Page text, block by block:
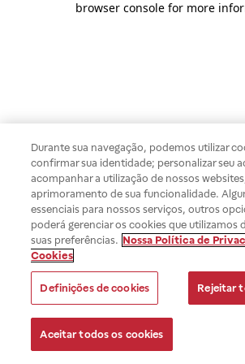
browser console for more
Durante sua navegação, podemos utilizar
confirmar sua identidade; personalizar seu
acompanhar a utilização de nossos
aprimoramento de sua funcionalidade.
essenciais para nossos serviços, outros
poderá gerenciar os cookies que utilizamos
suas preferências. Nossa Política de
Cookies
Definições de cookies Rejeitar
Aceitar todos os cookies